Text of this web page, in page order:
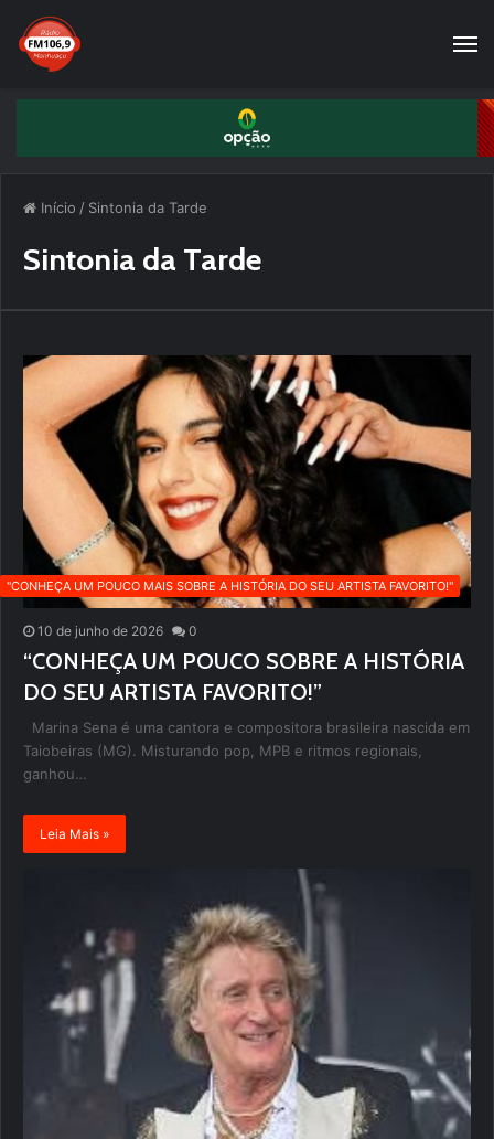
Início / Sintonia da Tarde
Sintonia da Tarde
''CONHEÇA UM POUCO MAIS SOBRE A HISTÓRIA DO SEU ARTISTA FAVORITO!''
10 de junho de 2026 0
“CONHEÇA UM POUCO SOBRE A HISTÓRIA
DO SEU ARTISTA FAVORITO!”
Marina Sena é uma cantora e compositora brasileira nascida em
Taiobeiras (MG). Misturando pop, MPB e ritmos regionais,
ganhou…
Leia Mais »